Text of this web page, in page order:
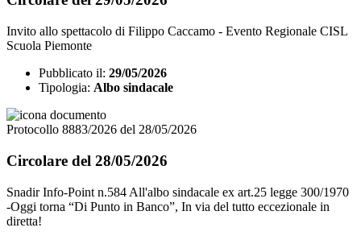
Invito allo spettacolo di Filippo Caccamo - Evento Regionale CISL
Scuola Piemonte
Pubblicato il: 29/05/2026
Tipologia: Albo sindacale
Protocollo 8883/2026 del 28/05/2026
Circolare del 28/05/2026
Snadir Info-Point n.584 All'albo sindacale ex art.25 legge 300/1970
-Oggi torna “Di Punto in Banco”, In via del tutto eccezionale in
diretta!